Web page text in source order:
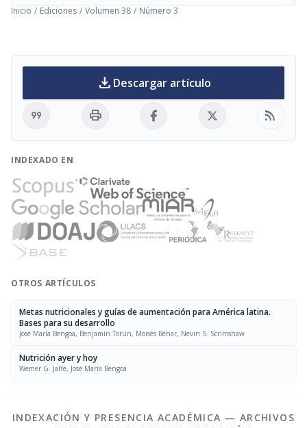
Inicio / Ediciones / Volumen 38 / Número 3
download Descargar artículo
format_quote print rss_feed
INDEXADO EN
OTROS ARTÍCULOS
Metas nutricionales y guías de aumentación para América latina.
Bases para su desarrollo
José María Bengoa, Benjamín Torún, Moisés Béhar, Nevin S. Scrimshaw
Nutrición ayer y hoy
Wemer G. Jaffé, José María Bengoa
INDEXACIÓN Y PRESENCIA ACADÉMICA — ARCHIVOS